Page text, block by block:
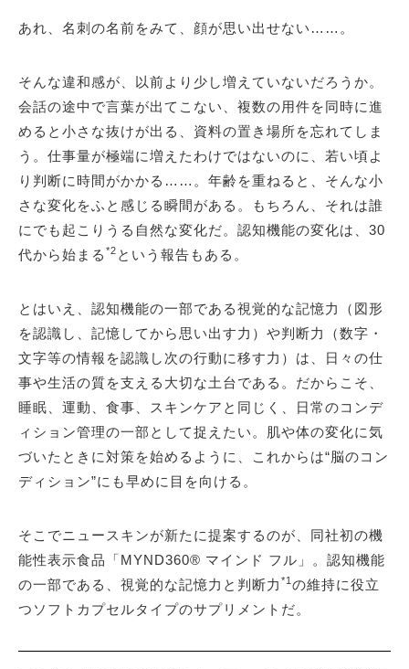
あれ、名刺の名前をみて、顔が思い出せない……。
そんな違和感が、以前より少し増えていないだろうか。
会話の途中で言葉が出てこない、複数の用件を同時に進
めると小さな抜けが出る、資料の置き場所を忘れてしま
う。仕事量が極端に増えたわけではないのに、若い頃よ
り判断に時間がかかる……。年齢を重ねると、そんな小
さな変化をふと感じる瞬間がある。もちろん、それは誰
にでも起こりうる自然な変化だ。認知機能の変化は、30
代から始まる *2 という報告もある。
とはいえ、認知機能の一部である視覚的な記憶力（図形
を認識し、記憶してから思い出す力）や判断力（数字・
文字等の情報を認識し次の行動に移す力）は、日々の仕
事や生活の質を支える大切な土台である。だからこそ、
睡眠、運動、食事、スキンケアと同じく、日常のコンデ
ィション管理の一部として捉えたい。肌や体の変化に気
づいたときに対策を始めるように、これからは“脳のコン
ディション”にも早めに目を向ける。
そこでニュースキンが新たに提案するのが、同社初の機
能性表示食品「MYND360® マインド フル」。認知機能
の一部である、視覚的な記憶力と判断力 *1の維持に役立
つソフトカプセルタイプのサプリメントだ。